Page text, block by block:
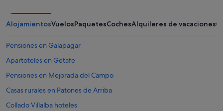
AlojamientosVuelosPaquetesCochesAlquileres de vacaciones
Pensiones en Galapagar
Apartoteles en Getafe
Pensiones en Mejorada del Campo
Casas rurales en Patones de Arriba
Collado Villalba hoteles